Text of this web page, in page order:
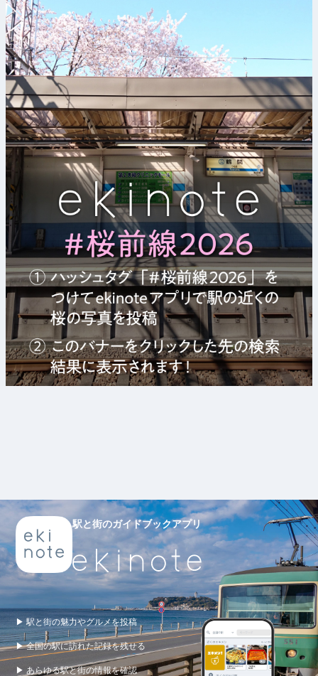
駅と街のガイドブックアプリ
▶ 駅と街の魅力やグルメを投稿
▶ 全国の駅に訪れた記録を残せる
▶ あらゆる駅と街の情報を確認